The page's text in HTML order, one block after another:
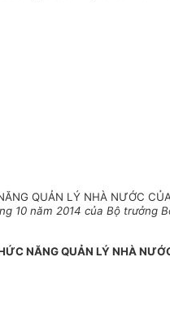
QUẢN LÝ NHÀ NƯỚC
10 năm 2014 của Bộ trưởng
NĂNG QUẢN LÝ NHÀ